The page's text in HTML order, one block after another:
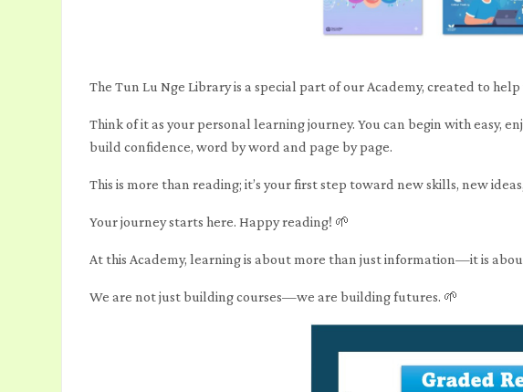
The Tun Lu Nge Library is a special part of our Academy, created to
Think of it as your personal learning journey. You can begin with easy,
build confidence, word by word and page by page.
This is more than reading; it’s your first step toward new skills, new
Your journey starts here. Happy reading! 🌱
At this Academy, learning is about more than just information—it is
We are not just building courses—we are building futures. 🌱